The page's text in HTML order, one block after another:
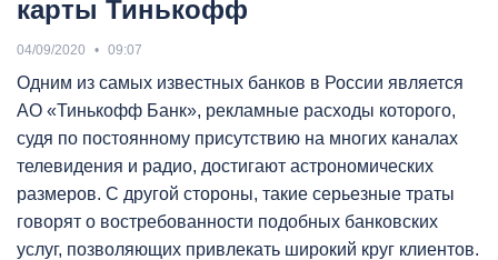
карты Тинькофф
04/09/2020 09:07
Одним из самых известных банков в России является
АО «Тинькофф Банк», рекламные расходы которого,
судя по постоянному присутствию на многих каналах
телевидения и радио, достигают астрономических
размеров. С другой стороны, такие серьезные траты
говорят о востребованности подобных банковских
услуг, позволяющих привлекать широкий круг клиентов.